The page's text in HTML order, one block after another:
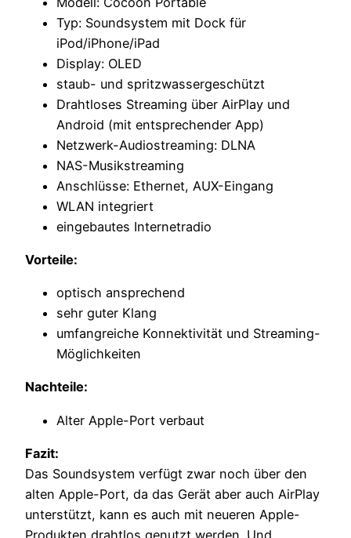
Typ: Soundsystem mit Dock für
iPod/iPhone/iPad
Display: OLED
staub- und spritzwassergeschützt
Drahtloses Streaming über AirPlay und
Android (mit entsprechender App)
Netzwerk-Audiostreaming: DLNA
NAS-Musikstreaming
Anschlüsse: Ethernet, AUX-Eingang
WLAN integriert
eingebautes Internetradio
Vorteile:
optisch ansprechend
sehr guter Klang
umfangreiche Konnektivität und Streaming-
Möglichkeiten
Nachteile:
Alter Apple-Port verbaut
Fazit:
Das Soundsystem verfügt zwar noch über den
alten Apple-Port, da das Gerät aber auch AirPlay
unterstützt, kann es auch mit neueren Apple-
Produkten drahtlos genutzt werden. Und